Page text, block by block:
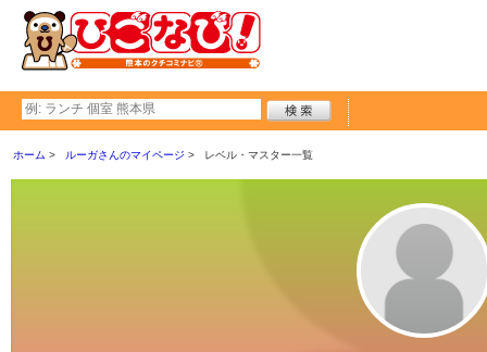
ホーム ルーガさんのマイページ レベル・マスター一覧